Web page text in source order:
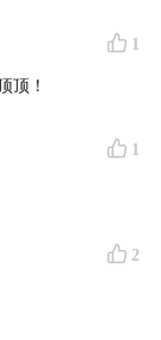
1
顶！
1
2